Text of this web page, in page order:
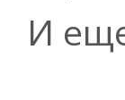
И